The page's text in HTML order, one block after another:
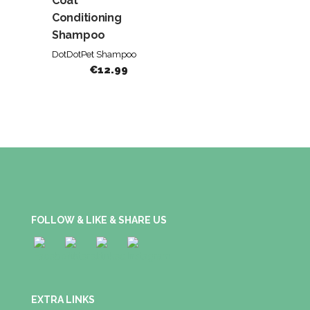
Conditioning
Shampoo
DotDotPet Shampoo
€12.99
FOLLOW & LIKE & SHARE US
EXTRA LINKS